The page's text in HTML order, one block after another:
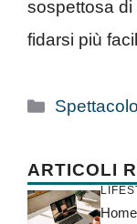
sospettosa
fidarsi più
Categorie
Spettacolo
ARTICOLI